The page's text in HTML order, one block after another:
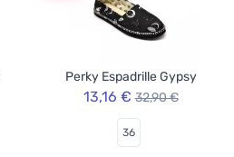
Perky Espadrille Gypsy
13,16 € 32,90 €
36